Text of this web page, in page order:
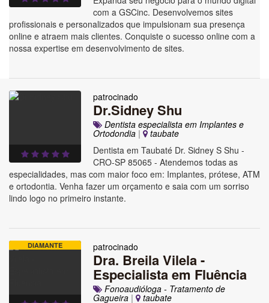
com a GSCinc. Desenvolvemos sites
profissionais e personalizados que impulsionam sua presença
online e atraem mais clientes. Conquiste o sucesso online com a
nossa expertise em desenvolvimento de sites.
patrocinado
Dr.Sidney Shu
Dentista especialista em Implantes e
Ortodondia |
taubate
Dentista em Taubaté Dr. Sidney S Shu -
CRO-SP 85065 - Atendemos todas as
especialidades, mas com maior foco em: Implantes, prótese, ATM
e ortodontia. Venha fazer um orçamento e saia com um sorriso
lindo logo no primeiro instante.
DIAMANTE patrocinado
Dra. Breila Vilela -
Especialista em Fluência
Fonoaudióloga - Tratamento de
Gagueira | taubate